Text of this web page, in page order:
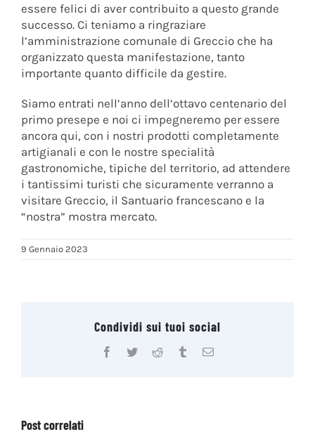
essere felici di aver contribuito a questo grande
successo. Ci teniamo a ringraziare
l’amministrazione comunale di Greccio che ha
organizzato questa manifestazione, tanto
importante quanto difficile da gestire.
Siamo entrati nell’anno dell’ottavo centenario del
primo presepe e noi ci impegneremo per essere
ancora qui, con i nostri prodotti completamente
artigianali e con le nostre specialità
gastronomiche, tipiche del territorio, ad attendere
i tantissimi turisti che sicuramente verranno a
visitare Greccio, il Santuario francescano e la
“nostra” mostra mercato.
9 Gennaio 2023
Condividi sui tuoi social
Facebook
TwitterReddit TumblrEmail
Post correlati